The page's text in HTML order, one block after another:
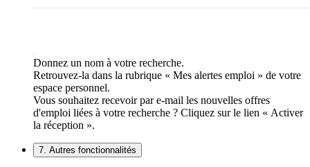
Donnez un nom à votre recherche.
Retrouvez-la dans la rubrique « Mes alertes emploi » de votre
espace personnel.
Vous souhaitez recevoir par e-mail les nouvelles offres
d'emploi liées à votre recherche ? Cliquez sur le lien « Activer
la réception ».
7. Autres fonctionnalités